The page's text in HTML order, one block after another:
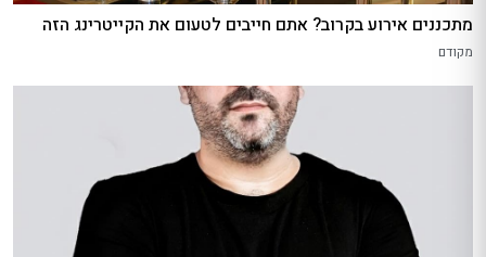
מתכננים אירוע בקרוב? אתם חייבים לטעום את הקייטרינג הזה
מקודם